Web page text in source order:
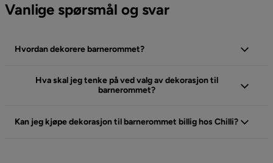
Vanlige spørsmål og svar
Hvordan dekorere barnerommet?
Hva skal jeg tenke på ved valg av dekorasjon til
barnerommet?
Kan jeg kjøpe dekorasjon til barnerommet billig hos Chilli?